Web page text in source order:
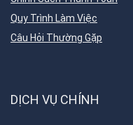
Quy Trình Làm Việc
Câu Hỏi Thường Gặp
DỊCH VỤ CHÍNH